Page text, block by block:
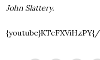
John Slattery.